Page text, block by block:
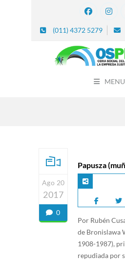
(011) 4372 5279
MENU
Ago 20
2017
0
Papusza
Por Rubén
de Bronislawa
1908-1987),
repudiada por